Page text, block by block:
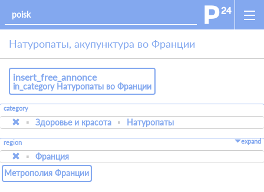
Натуропаты, акупунктура во Франции
insert_free_annonce
in_category Натуропаты во Франции
category
Здоровье и красота Натуропаты
region expand
Франция
Метрополия Франции